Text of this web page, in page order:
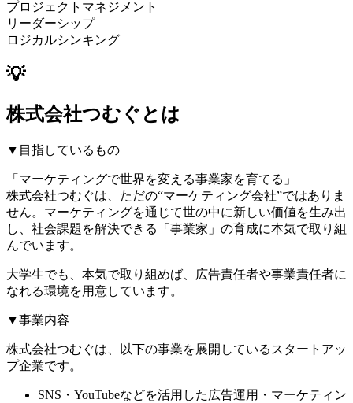
プロジェクトマネジメント
リーダーシップ
ロジカルシンキング
💡
株式会社つむぐとは
▼目指しているもの
「マーケティングで世界を変える事業家を育てる」
株式会社つむぐは、ただの“マーケティング会社”ではありま
せん。マーケティングを通じて世の中に新しい価値を生み出
し、社会課題を解決できる「事業家」の育成に本気で取り組
んでいます。
大学生でも、本気で取り組めば、広告責任者や事業責任者に
なれる環境を用意しています。
▼事業内容
株式会社つむぐは、以下の事業を展開しているスタートアッ
プ企業です。
SNS・YouTubeなどを活用した広告運用・マーケティン